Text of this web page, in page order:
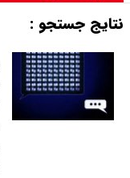
نتایج جستجو :